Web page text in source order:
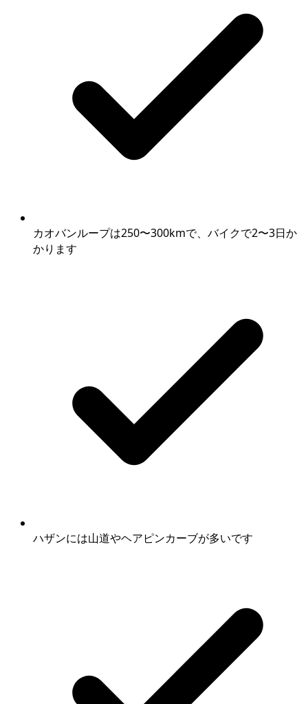
カオバンループは250〜300kmで、バイクで2〜3日か
かります
ハザンには山道やヘアピンカーブが多いです